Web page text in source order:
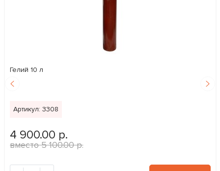
Гелий 10 л
Артикул: 3308
4 900.00 р.
5 100.00 р.